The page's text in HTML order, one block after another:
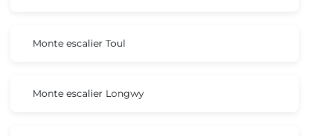
Monte escalier Toul
Monte escalier Longwy